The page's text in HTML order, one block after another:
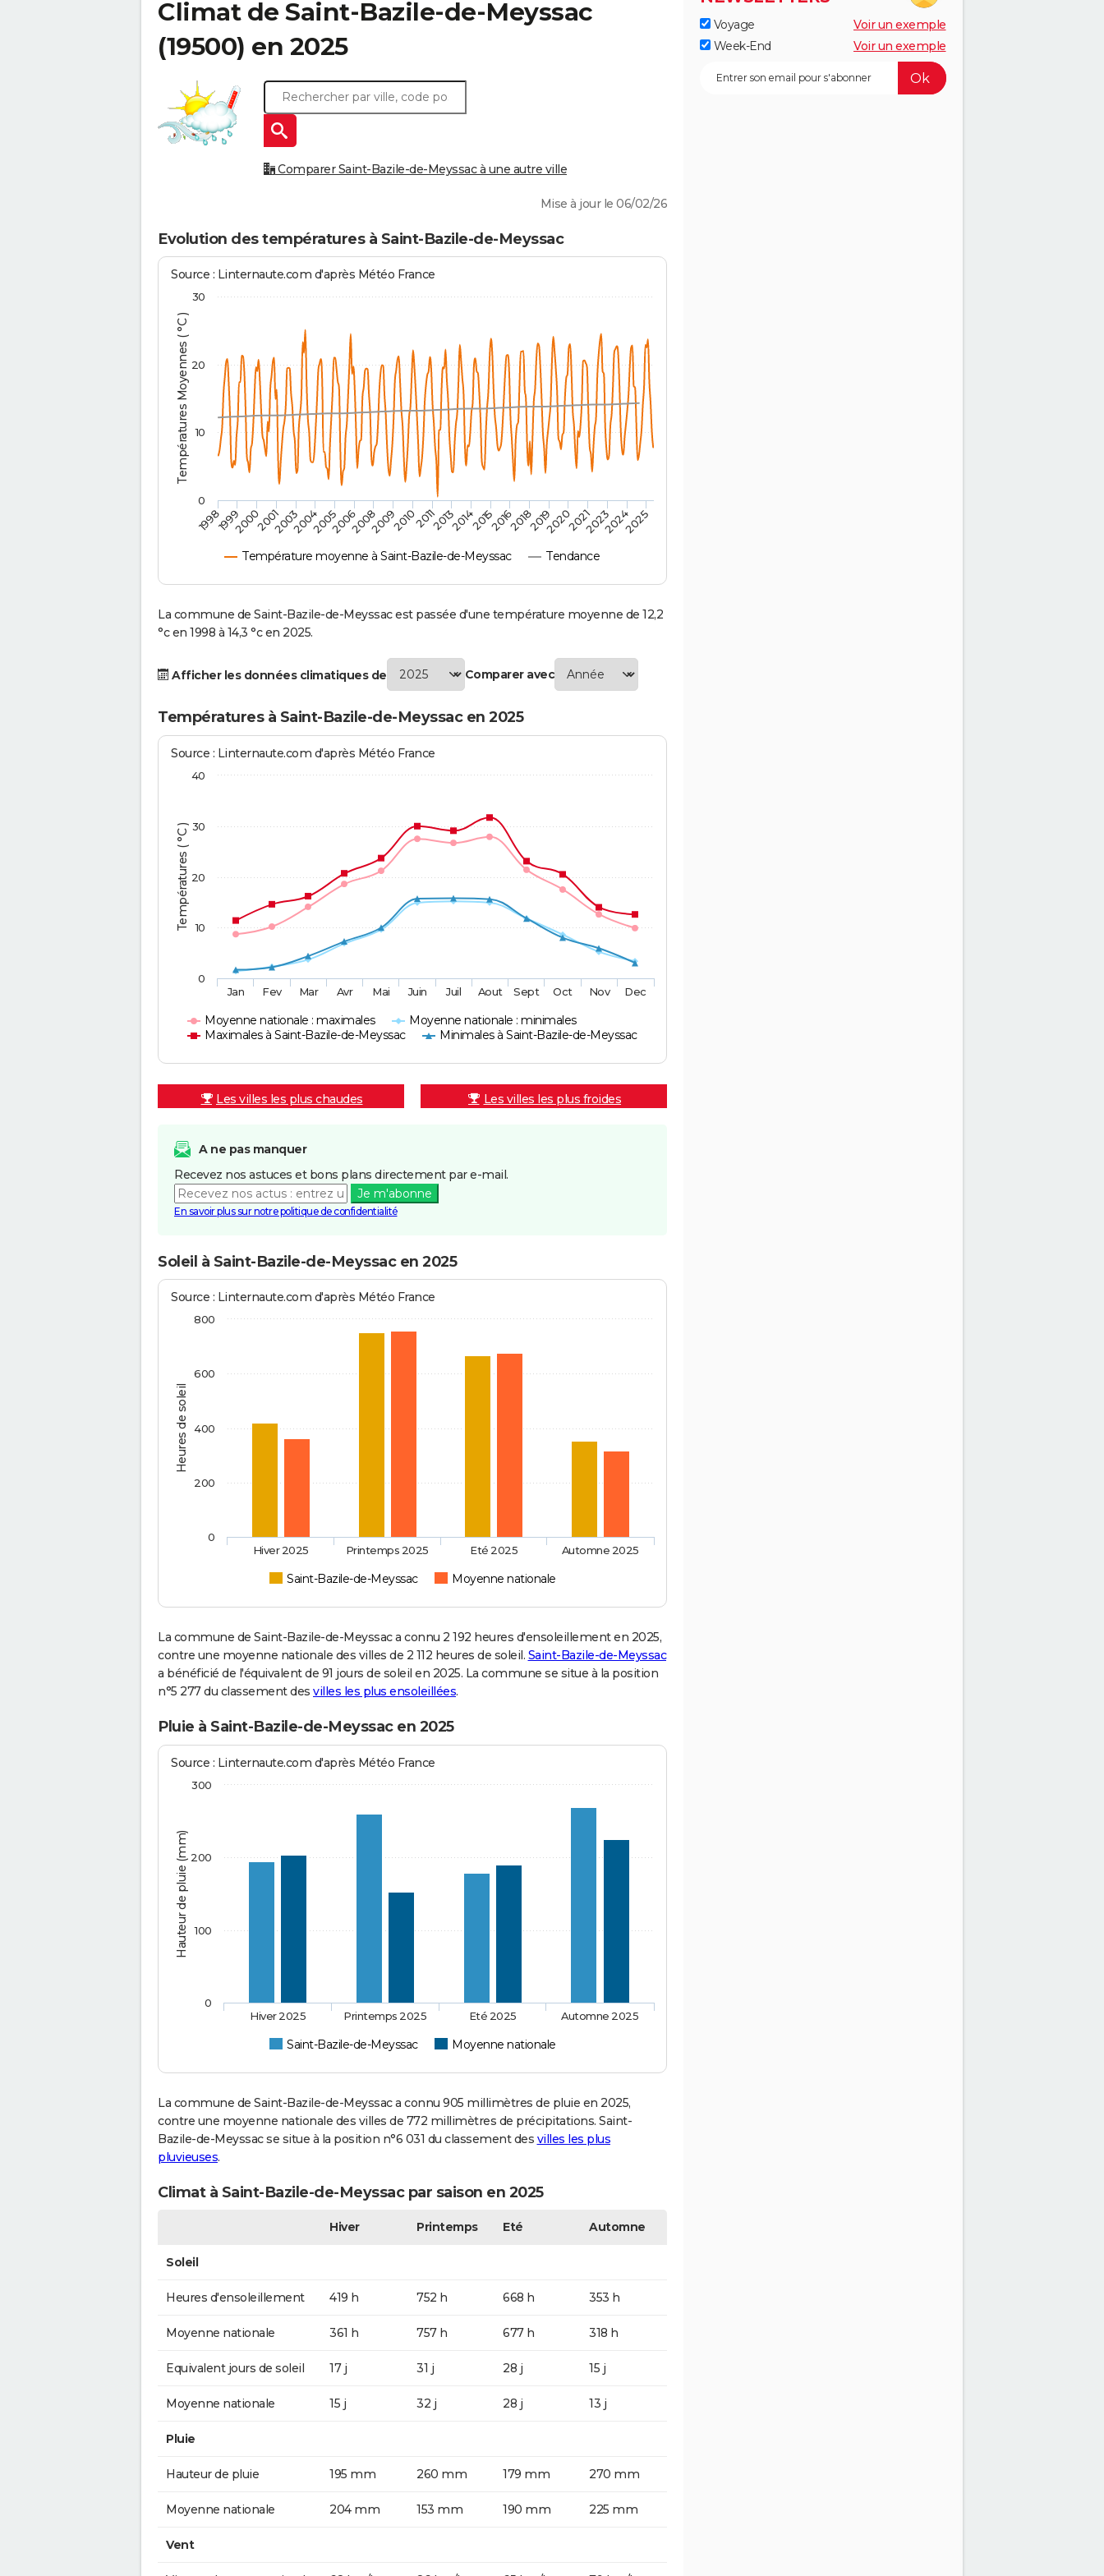
Climat de Saint-Bazile-de-Meyssac
(19500) en 2025
Comparer Saint-Bazile-de-Meyssac à une autre ville
Mise à jour le 06/02/26
Evolution des températures à Saint-Bazile-de-Meyssac
Températures Moyennes ( °C )
Source : Linternaute.com d'après Météo France
Température moyenne à Saint-Bazile-de-Meyssac Tendance
1998 2014
199920002001200320042005200620082009201020112013 201520162018201920202021202320242025
0
10
20
30
La commune de Saint-Bazile-de-Meyssac est passée d'une température moyenne de 12,2
°c en 1998 à 14,3 °c en 2025.
Afficher les données climatiques de Comparer avec
Températures à Saint-Bazile-de-Meyssac en 2025
Températures ( °C )
Source : Linternaute.com d'après Météo France
Moyenne nationale : maximales
Moyenne nationale : minimales
Maximales à Saint-Bazile-de-Meyssac
Minimales à Saint-Bazile-de-Meyssac
Jan Fev Mar Avr Mai Juin Juil Aout Sept Oct Nov Dec
0
10
20
30
40
Les villes les plus chaudes Les villes les plus froides
A ne pas manquer
Recevez nos astuces et bons plans directement par e-mail.
Je m'abonne
En savoir plus sur notre politique de confidentialité
Soleil à Saint-Bazile-de-Meyssac en 2025
Heures de soleil
Source : Linternaute.com d'après Météo France
Saint-Bazile-de-Meyssac Moyenne nationale
Hiver 2025 Printemps 2025 Eté 2025 Automne 2025
0
200
400
600
800
La commune de Saint-Bazile-de-Meyssac a connu 2 192 heures d'ensoleillement en 2025,
contre une moyenne nationale des villes de 2 112 heures de soleil. Saint-Bazile-de-Meyssac
a bénéficié de l'équivalent de 91 jours de soleil en 2025. La commune se situe à la position
n°5 277 du classement des villes les plus ensoleillées.
Pluie à Saint-Bazile-de-Meyssac en 2025
Hauteur de pluie (mm)
Source : Linternaute.com d'après Météo France
Saint-Bazile-de-Meyssac Moyenne nationale
Hiver 2025 Printemps 2025 Eté 2025 Automne 2025
0
100
200
300
La commune de Saint-Bazile-de-Meyssac a connu 905 millimètres de pluie en 2025,
contre une moyenne nationale des villes de 772 millimètres de précipitations. Saint-
Bazile-de-Meyssac se situe à la position n°6 031 du classement des villes les plus
pluvieuses.
Climat à Saint-Bazile-de-Meyssac par saison en 2025
Hiver Printemps Eté Automne
Soleil
Heures d'ensoleillement 419 h 752 h 668 h 353 h
Moyenne nationale 361 h 757 h 677 h 318 h
Equivalent jours de soleil 17 j 31 j 28 j 15 j
Moyenne nationale 15 j 32 j 28 j 13 j
Pluie
Hauteur de pluie 195 mm 260 mm 179 mm 270 mm
Moyenne nationale 204 mm 153 mm 190 mm 225 mm
Vent
Voyage
Voir un exemple
Week-End
Voir un exemple